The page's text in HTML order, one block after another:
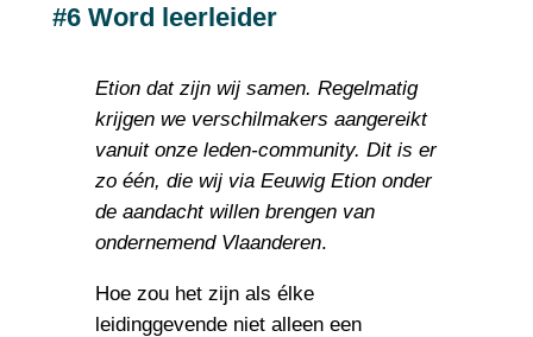
#6 Word leerleider
Etion dat zijn wij samen. Regelmatig
krijgen we verschilmakers aangereikt
vanuit onze leden-community. Dit is er
zo één, die wij via Eeuwig Etion onder
de aandacht willen brengen van
ondernemend Vlaanderen.
Hoe zou het zijn als élke
leidinggevende niet alleen een